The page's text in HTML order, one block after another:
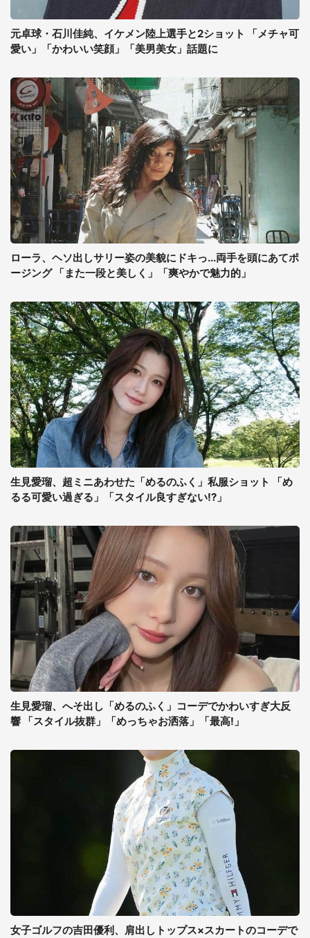
元卓球・石川佳純、イケメン陸上選手と2ショット 「メチャ可
愛い」「かわいい笑顔」「美男美女」話題に
ローラ、ヘソ出しサリー姿の美貌にドキっ...両手を頭にあてポ
ージング 「また一段と美しく」「爽やかで魅力的」
生見愛瑠、超ミニあわせた「めるのふく」私服ショット 「め
るる可愛い過ぎる」「スタイル良すぎない!?」
生見愛瑠、へそ出し「めるのふく」コーデでかわいすぎ大反
響 「スタイル抜群」「めっちゃお洒落」「最高!」
女子ゴルフの吉田優利、肩出しトップス×スカートのコーデで